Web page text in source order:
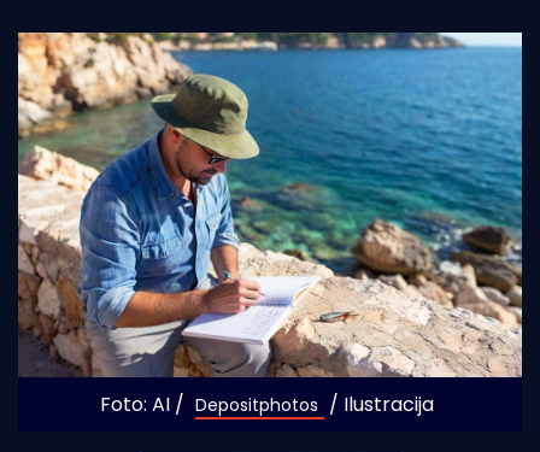
Foto: AI / Depositphotos / Ilustracija